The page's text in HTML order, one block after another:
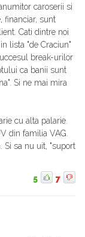
caroserii si
financiar, sunt
Cati dintre noi
lista "de Craciun"
break-urilor
ca banii sunt
Si ne mai mira
cu alta palarie.
din familia VAG.
Si sa nu uit, "suport
5 7